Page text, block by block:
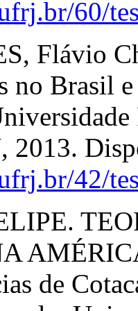
60/
Flávio
no Brasil
2013.
42/
de